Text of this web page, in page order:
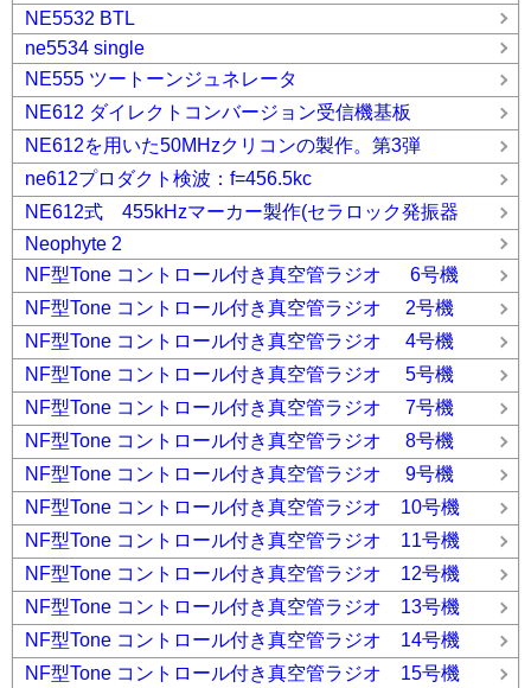
NE5532 BTL
ne5534 single
NE555 ツートーンジュネレータ
NE612 ダイレクトコンバージョン受信機基板
NE612を用いた50MHzクリコンの製作。第3弾
ne612プロダクト検波：f=456.5kc
NE612式 455kHzマーカー製作(セラロック発振器
Neophyte 2
NF型Tone コントロール付き真空管ラジオ 6号機
NF型Tone コントロール付き真空管ラジオ 2号機
NF型Tone コントロール付き真空管ラジオ 4号機
NF型Tone コントロール付き真空管ラジオ 5号機
NF型Tone コントロール付き真空管ラジオ 7号機
NF型Tone コントロール付き真空管ラジオ 8号機
NF型Tone コントロール付き真空管ラジオ 9号機
NF型Tone コントロール付き真空管ラジオ 10号機
NF型Tone コントロール付き真空管ラジオ 11号機
NF型Tone コントロール付き真空管ラジオ 12号機
NF型Tone コントロール付き真空管ラジオ 13号機
NF型Tone コントロール付き真空管ラジオ 14号機
NF型Tone コントロール付き真空管ラジオ 15号機